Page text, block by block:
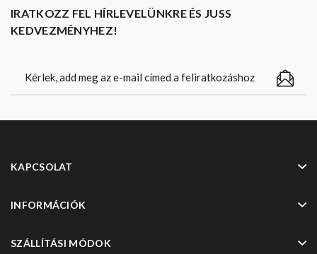
IRATKOZZ FEL HÍRLEVELÜNKRE ÉS JUSS
KEDVEZMÉNYHEZ!
KAPCSOLAT
INFORMÁCIÓK
SZÁLLÍTÁSI MÓDOK